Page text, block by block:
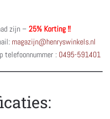
zijn – 25% Korting !!
magazijn@henryswinkels.nl
telefoonnummer : 0495-591401